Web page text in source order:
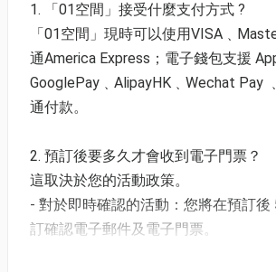
屯門黃金海岸自助餐優惠 | 限時買一送
1. 自助午餐🦐自選室內外用餐
＊用餐時間：中午12時至下午2時30分
買一送一優惠 | 適用於星期一至五
兒童：$346/2位 | 人均$173 | 原價:
長者：$430/2位 | 人均$215 | 原價:
買一送一優惠 | 適用於星期六日及公眾
1. 「01空間」接受什麼支付方式 ?
「01空間」現時可以使用
通America Express；電子錢包支援
GooglePay﹑AlipayHK﹑Wechat Pay
通付款。
2. 預訂後要多久才會收到電子門票？
這取決於您的活動政策。
- 對於即時確認的活動：您將在預訂後
訂確認電子郵件及電子門票。